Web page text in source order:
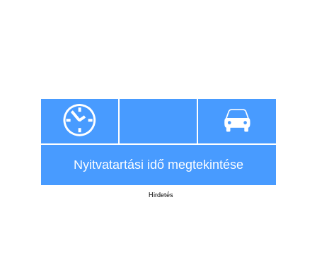
Nyitvatartási idő megtekintése
Hirdetés